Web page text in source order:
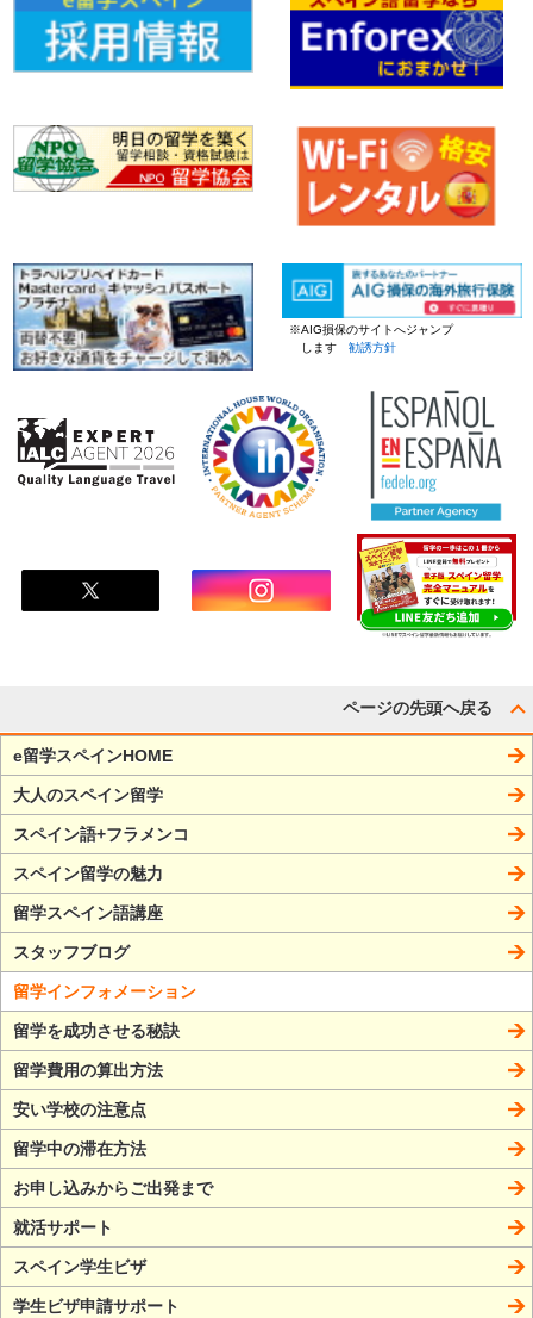
※AIG損保のサイトへジャンプ
します 勧誘方針
ページの先頭へ戻る
e留学スペインHOME
大人のスペイン留学
スペイン語+フラメンコ
スペイン留学の魅力
留学スペイン語講座
スタッフブログ
留学インフォメーション
留学を成功させる秘訣
留学費用の算出方法
安い学校の注意点
留学中の滞在方法
お申し込みからご出発まで
就活サポート
スペイン学生ビザ
学生ビザ申請サポート